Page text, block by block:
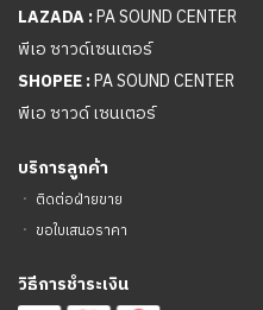
LAZADA :PA SOUND CENTER
พีเอ ซาวด์เซนเตอร์
SHOPEE :PA SOUND CENTER
พีเอ ซาวด์ เซนเตอร์
บริการลูกค้า
ㆍ ติดต่อฝ่ายขาย
ㆍ ขอใบเสนอราคา
วิธีการชำระเงิน